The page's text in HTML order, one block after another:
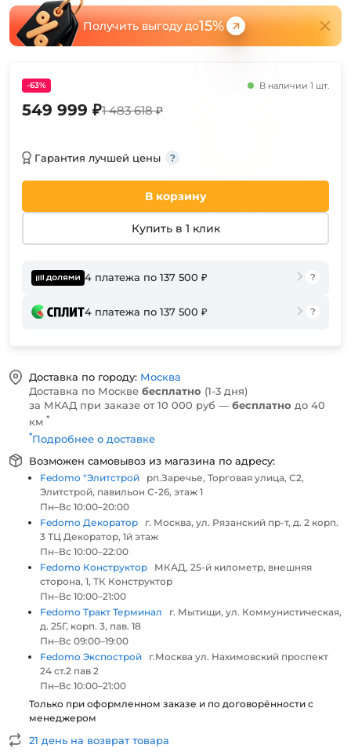
Получить выгоду до15%
В наличии 1 шт.
-63%
549 999 ₽1 483 618 ₽
Гарантия лучшей цены
В корзину
Купить в 1 клик
4 платежа по 137 500 ₽
4 платежа по 137 500 ₽
Доставка по городу: Москва
Доставка по Москве бесплатно (1-3 дня)
за МКАД при заказе от 10 000 руб — бесплатно до 40
км *
*Подробнее о доставке
Возможен самовывоз из магазина по адресу:
Fedomo "Элитстрой
рп.Заречье, Торговая улица, С2,
Элитстрой, павильон С-26, этаж 1
Пн–Вс 10:00–20:00
Fedomo Декоратор
г. Москва, ул. Рязанский пр-т, д. 2 корп.
3 ТЦ Декоратор, 1й этаж
Пн–Вс 10:00–22:00
Fedomo Конструктор
МКАД, 25-й километр, внешняя
сторона, 1, ТК Конструктор
Пн–Вс 10:00–21:00
Fedomo Тракт Терминал
г. Мытищи, ул. Коммунистическая,
д. 25Г, корп. 3, пав. 18
Пн–Вс 09:00–19:00
Fedomo Экспострой
г.Москва ул. Нахимовский проспект
24 ст.2 пав 2
Пн–Вс 10:00–21:00
Только при оформленном заказе и по договорённости с
менеджером
21 день на возврат товара